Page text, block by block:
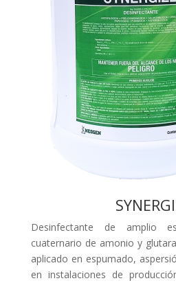
Desinfectante de amplio
cuaternario de amonio y
aplicado en espumado,
en instalaciones de